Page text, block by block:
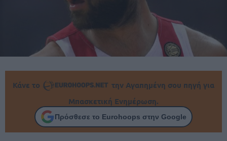
Κάνε το
την Αγαπημένη σου πηγή για
Μπασκετική Ενημέρωση.
Πρόσθεσε το Eurohoops στην Google